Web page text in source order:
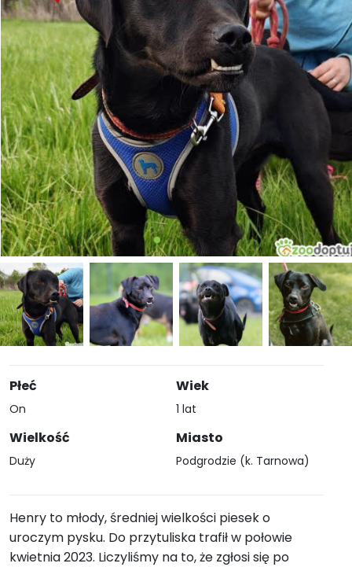
Płeć
On
Wielkość
Duży
Wiek
1 lat
Miasto
Podgrodzie (k. Tarnowa)
Henry to młody, średniej wielkości piesek o
uroczym pysku. Do przytuliska trafił w połowie
kwietnia 2023. Liczyliśmy na to, że zgłosi się po